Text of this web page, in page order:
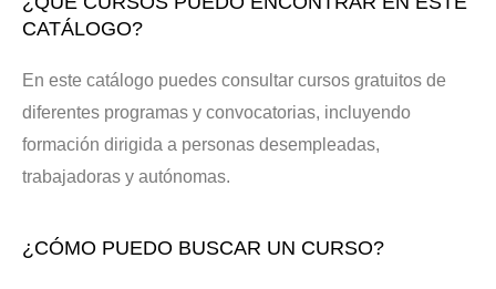
CATÁLOGO?
En este catálogo puedes consultar cursos gratuitos de
diferentes programas y convocatorias, incluyendo
formación dirigida a personas desempleadas,
trabajadoras y autónomas.
¿CÓMO PUEDO BUSCAR UN CURSO?